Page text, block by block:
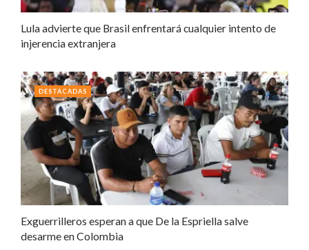
Lula advierte que Brasil enfrentará cualquier intento de
injerencia extranjera
Exguerrilleros esperan a que De la Espriella salve
desarme en Colombia
DESTACADAS